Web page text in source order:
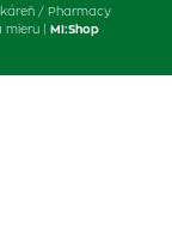
/ Pharmacy
| MI:Shop